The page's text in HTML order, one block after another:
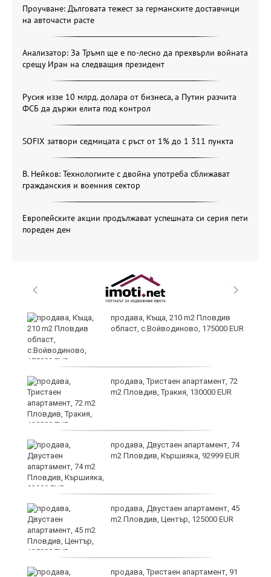
Проучване: Дълговата тежест за германските доставчици
на авточасти расте
Анализатор: За Тръмп ще е по-лесно да прехвърли войната
срещу Иран на следващия президент
Русия иззе 10 млрд. долара от бизнеса, а Путин разчита
ФСБ да държи елита под контрол
SOFIX затвори седмицата с ръст от 1% до 1 311 пункта
В. Нейков: Технологиите с двойна употреба сближават
гражданския и военния сектор
Европейските акции продължават успешната си серия пети
пореден ден
продава, Къща, 210 m2 Пловдив
област, с.Войводиново, 175000 EUR
продава, Тристаен апартамент, 72
m2 Пловдив, Тракия, 130000 EUR
продава, Двустаен апартамент, 74
m2 Пловдив, Кършияка, 92999 EUR
продава, Двустаен апартамент, 45
m2 Пловдив, Център, 125000 EUR
продава, Тристаен апартамент, 91